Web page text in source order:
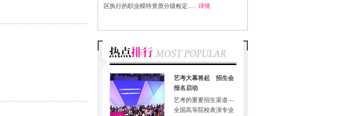
区执行的职业模特资质分级检定...... 详情
艺考大幕将起 招生会
报名启动
艺考的重要招生渠道—
全国高等院校表演专业